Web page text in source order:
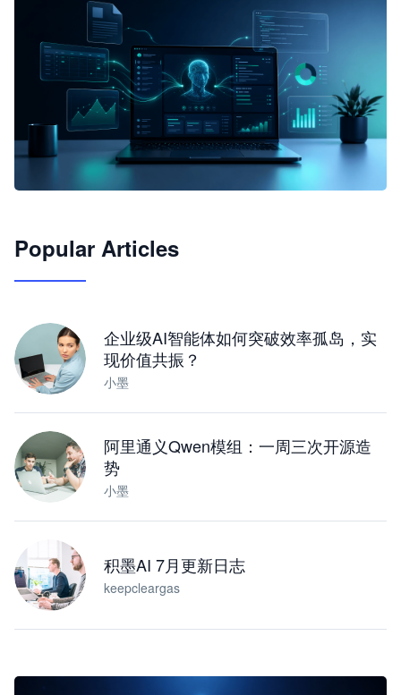
JimoClaw 桌面 AI Agent 工作台
Popular Articles
企业级AI智能体如何突破效率孤岛，实
现价值共振？
小墨
阿里通义Qwen模组：一周三次开源造
势
小墨
积墨AI 7月更新日志
keepcleargas